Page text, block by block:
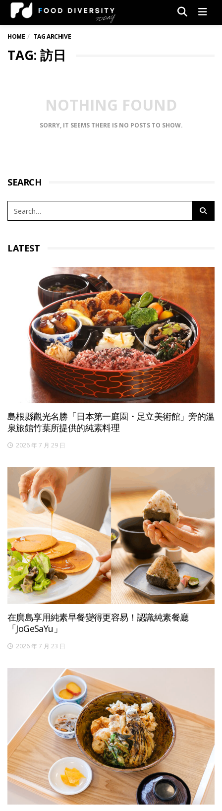
HOME TAG ARCHIVE
TAG: 訪日
NOTHING FOUND
SORRY, IT SEEMS THERE IS NO POSTS TO SHOW.
SEARCH
LATEST
島根縣觀光名勝「日本第一庭園・足立美術館」旁的溫
泉旅館竹葉所提供的純素料理
2026 年 7 月 29 日
在廣島享用純素早餐變得更容易！認識純素餐廳
「JoGeSaYu」
2026 年 7 月 23 日